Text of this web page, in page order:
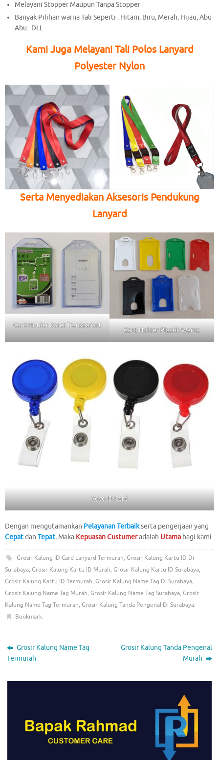
Melayani Stopper Maupun Tanpa Stopper
Banyak Pilihan warna Tali Seperti : Hitam, Biru, Merah, Hijau, Abu
Abu.. DLL
Kami Juga Melayani Tali Polos Lanyard
Polyester Nylon
Serta Menyediakan Aksesoris Pendukung
Lanyard
Card Holder Karet Transparant
Card Holder Plastik Warna
Yoyo ID Card
Dengan mengutamankan Pelayanan Terbaikserta pengerjaan yang
Cepatdan Tepat, Maka Kepuasan Custumeradalah Utama bagi kami.
Grosir Kalung ID Card Lanyard Termurah, Grosir Kalung Kartu ID Di
Surabaya, Grosir Kalung Kartu ID Murah, Grosir Kalung Kartu ID Surabaya,
Grosir Kalung Kartu ID Termurah, Grosir Kalung Name Tag Di Surabaya,
Grosir Kalung Name Tag Murah, Grosir Kalung Name Tag Surabaya, Grosir
Kalung Name Tag Termurah, Grosir Kalung Tanda Pengenal Di Surabaya.
Bookmark.
Grosir Kalung Name Tag
Termurah
Grosir Kalung Tanda Pengenal
Murah